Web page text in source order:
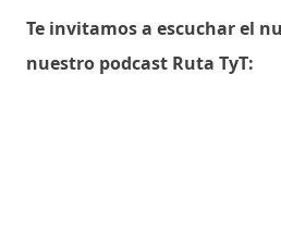
Te invitamos a escuchar el
nuestro podcast Ruta TyT: